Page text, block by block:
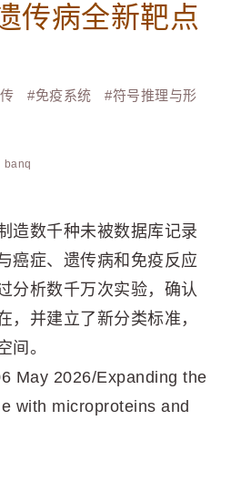
传病全新靶点
#免疫系统 #符号推理与形
banq
造数千种未被数据库记录
癌症、遗传病和免疫反应
分析数千万次实验，确认
，并建立了新分类标准，
间。
May 2026/Expanding the
with microproteins and